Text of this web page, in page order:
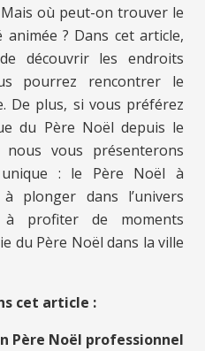
où peut-on trouver le
? Dans cet article,
découvrir les endroits
pourrez rencontrer le
De plus, si vous préférez
du Père Noël depuis le
vous présenterons
: le Père Noël à
à plonger dans l’univers
profiter de moments
du Père Noël dans la ville
cet article :
Père Noël professionnel